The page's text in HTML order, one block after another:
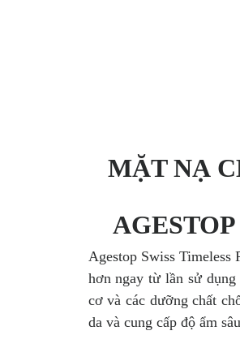
MẶT NẠ
Agestop Swiss Timeless
hơn ngay từ lần sử
cơ và các dưỡng chất
da và cung cấp độ ẩm